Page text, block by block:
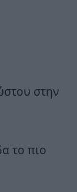
στην
το πιο